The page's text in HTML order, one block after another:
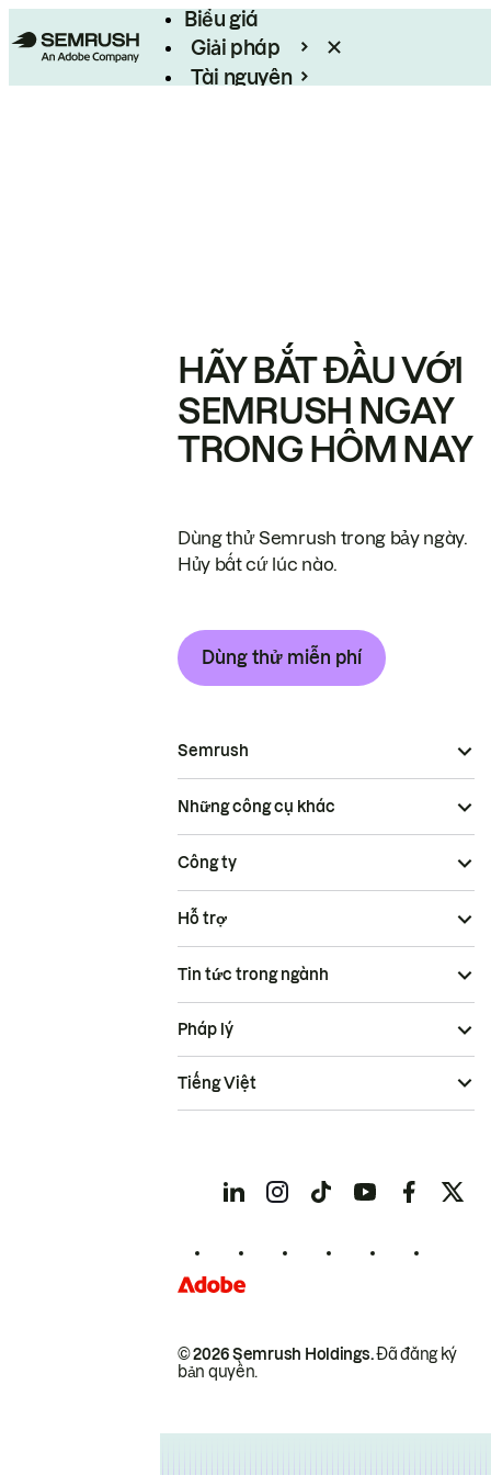
Biểu giá
Giải pháp
Tài nguyên
HÃY BẮT ĐẦU VỚI
SEMRUSH NGAY
TRONG HÔM NAY
Dùng thử Semrush trong bảy ngày.
Hủy bất cứ lúc nào.
Dùng thử miễn phí
Semrush
Những công cụ khác
Công ty
Hỗ trợ
Tin tức trong ngành
© 2026 Semrush Holdings.Đã đăng ký
bản quyền.
Pháp lý
Tiếng Việt